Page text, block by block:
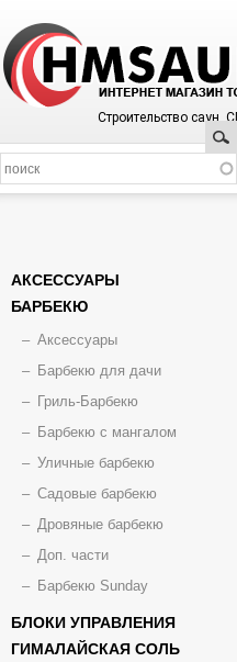
Строительство саун,
Поиск
АКСЕССУАРЫ
БАРБЕКЮ
Аксессуары
Барбекю для дачи
Гриль-Барбекю
Барбекю с мангалом
Уличные барбекю
Садовые барбекю
Дровяные барбекю
Доп. части
Барбекю Sunday
БЛОКИ УПРАВЛЕНИЯ
ГИМАЛАЙСКАЯ СОЛЬ